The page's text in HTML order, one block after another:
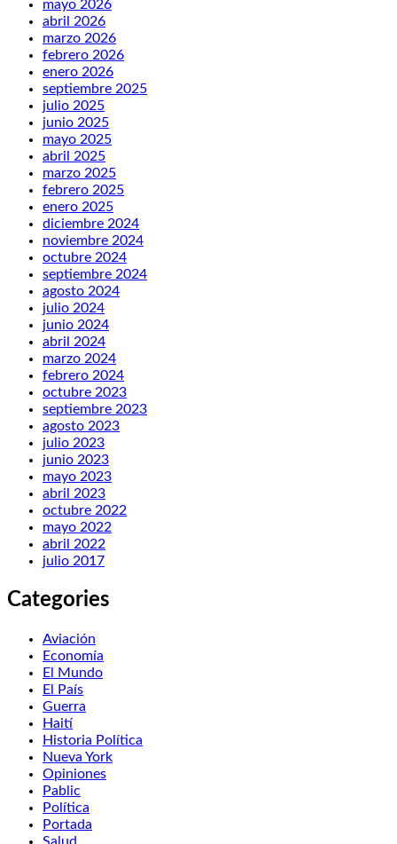
mayo 2026
abril 2026
marzo 2026
febrero 2026
enero 2026
septiembre 2025
julio 2025
junio 2025
mayo 2025
abril 2025
marzo 2025
febrero 2025
enero 2025
diciembre 2024
noviembre 2024
octubre 2024
septiembre 2024
agosto 2024
julio 2024
junio 2024
abril 2024
marzo 2024
febrero 2024
octubre 2023
septiembre 2023
agosto 2023
julio 2023
junio 2023
mayo 2023
abril 2023
octubre 2022
mayo 2022
abril 2022
julio 2017
Categories
Aviación
Economía
El Mundo
El País
Guerra
Haití
Historia Política
Nueva York
Opiniones
Pablic
Política
Portada